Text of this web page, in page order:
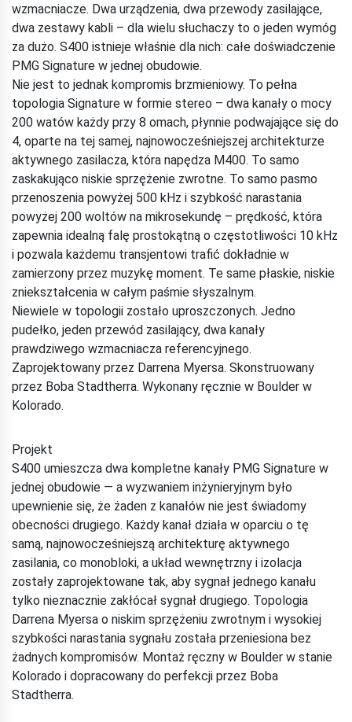
wzmacniacze. Dwa urządzenia, dwa przewody zasilające,
dwa zestawy kabli – dla wielu słuchaczy to o jeden wymóg
za dużo. S400 istnieje właśnie dla nich: całe doświadczenie
PMG Signature w jednej obudowie.
Nie jest to jednak kompromis brzmieniowy. To pełna
topologia Signature w formie stereo – dwa kanały o mocy
200 watów każdy przy 8 omach, płynnie podwajające się do
4, oparte na tej samej, najnowocześniejszej architekturze
aktywnego zasilacza, która napędza M400. To samo
zaskakująco niskie sprzężenie zwrotne. To samo pasmo
przenoszenia powyżej 500 kHz i szybkość narastania
powyżej 200 woltów na mikrosekundę – prędkość, która
zapewnia idealną falę prostokątną o częstotliwości 10 kHz
i pozwala każdemu transjentowi trafić dokładnie w
zamierzony przez muzykę moment. Te same płaskie, niskie
zniekształcenia w całym paśmie słyszalnym.
Niewiele w topologii zostało uproszczonych. Jedno
pudełko, jeden przewód zasilający, dwa kanały
prawdziwego wzmacniacza referencyjnego.
Zaprojektowany przez Darrena Myersa. Skonstruowany
przez Boba Stadtherra. Wykonany ręcznie w Boulder w
Kolorado.
Projekt
S400 umieszcza dwa kompletne kanały PMG Signature w
jednej obudowie — a wyzwaniem inżynieryjnym było
upewnienie się, że żaden z kanałów nie jest świadomy
obecności drugiego. Każdy kanał działa w oparciu o tę
samą, najnowocześniejszą architekturę aktywnego
zasilania, co monobloki, a układ wewnętrzny i izolacja
zostały zaprojektowane tak, aby sygnał jednego kanału
tylko nieznacznie zakłócał sygnał drugiego. Topologia
Darrena Myersa o niskim sprzężeniu zwrotnym i wysokiej
szybkości narastania sygnału została przeniesiona bez
żadnych kompromisów. Montaż ręczny w Boulder w stanie
Kolorado i dopracowany do perfekcji przez Boba
Stadtherra.